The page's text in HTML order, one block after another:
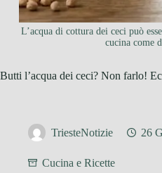
L’acqua di cottura dei ceci può
cucina come
Butti l’acqua dei ceci? Non farlo!
TriesteNotizie 26
Cucina e Ricette